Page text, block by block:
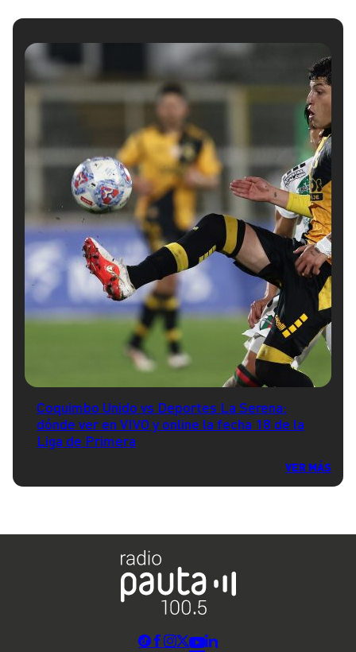
Coquimbo Unido vs Deportes La Serena:
dónde ver en VIVO y online la fecha 18 de la
Liga de Primera
VER MÁS